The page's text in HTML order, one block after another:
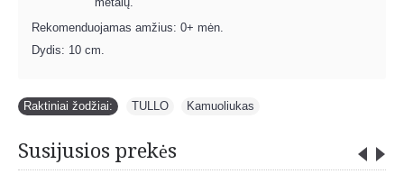
Rekomenduojamas amžius: 0+ mėn.
Dydis: 10 cm.
Raktiniai žodžiai: TULLO Kamuoliukas
Susijusios prekės